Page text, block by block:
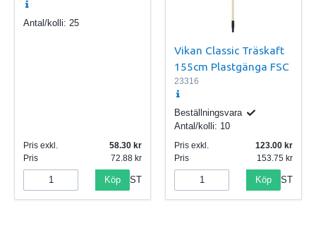
Antal/kolli: 25
Pris exkl.
58.30
Pris
72.88
Köp ST
Vikan Classic Träskaft
155cm Plastgänga FSC
23316
Beställningsvara
Antal/kolli: 10
Pris exkl.
123.00
Pris
153.75
Köp ST